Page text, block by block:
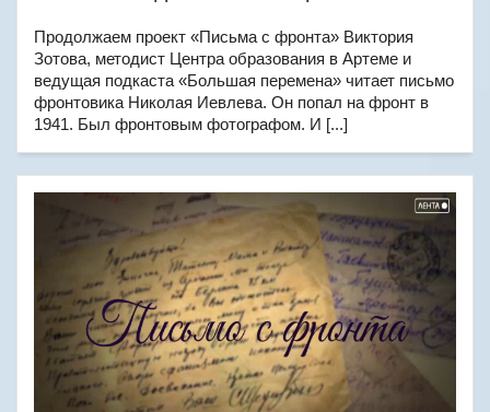
Продолжаем проект «Письма с фронта» Виктория
Зотова, методист Центра образования в Артеме и
ведущая подкаста «Большая перемена» читает письмо
фронтовика Николая Иевлева. Он попал на фронт в
1941. Был фронтовым фотографом. И [...]